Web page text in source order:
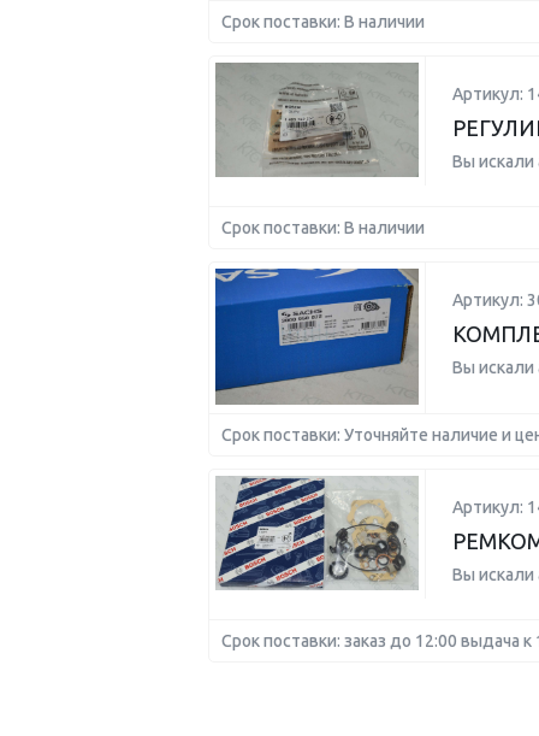
Срок поставки: В наличии
Артикул:
Вы искали
Срок поставки: В наличии
Артикул:
Вы искали
Срок поставки: Уточняйте наличие и
Артикул:
Вы искали
Срок поставки: заказ до 12:00 выдача к